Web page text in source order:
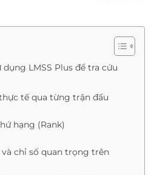
LMSS Plus để tra cứu
tế qua từng trận đấu
hạng (Rank)
chỉ số quan trọng trên